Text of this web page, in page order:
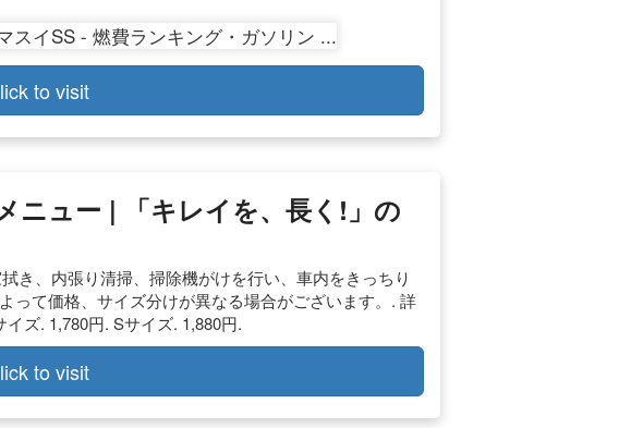
to visit
ニュー | 「キレイを、長く!」の
き、内張り清掃、掃除機がけを行い、車内をきっちり
って価格、サイズ分けが異なる場合がございます。. 詳
ズ. 1,780円. Sサイズ. 1,880円.
to visit